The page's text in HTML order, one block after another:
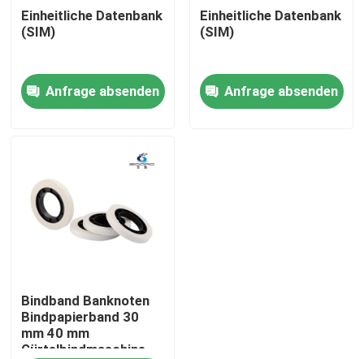
Werksbesichtigung
Qualitätskontrolle
Nachrichten
Referenzen
Banknoten-Sortierer
Einheitliche Datenbank
(SIM)
Anfrage absenden
Einheitliche Datenbank
(SIM)
Anfrage absenden
Bindband Banknoten
Bindpapierband 30
mm 40 mm
Gürtelbindmaschine